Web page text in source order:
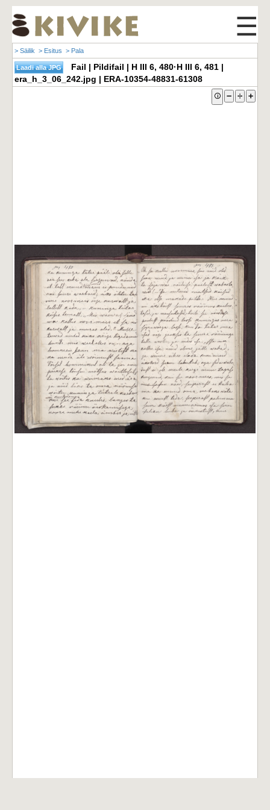
☰
> Säilik > Esitus > Pala
Fail | Pildifail | H III 6, 480·H III 6, 481 |
era_h_3_06_242.jpg | ERA-10354-48831-61308